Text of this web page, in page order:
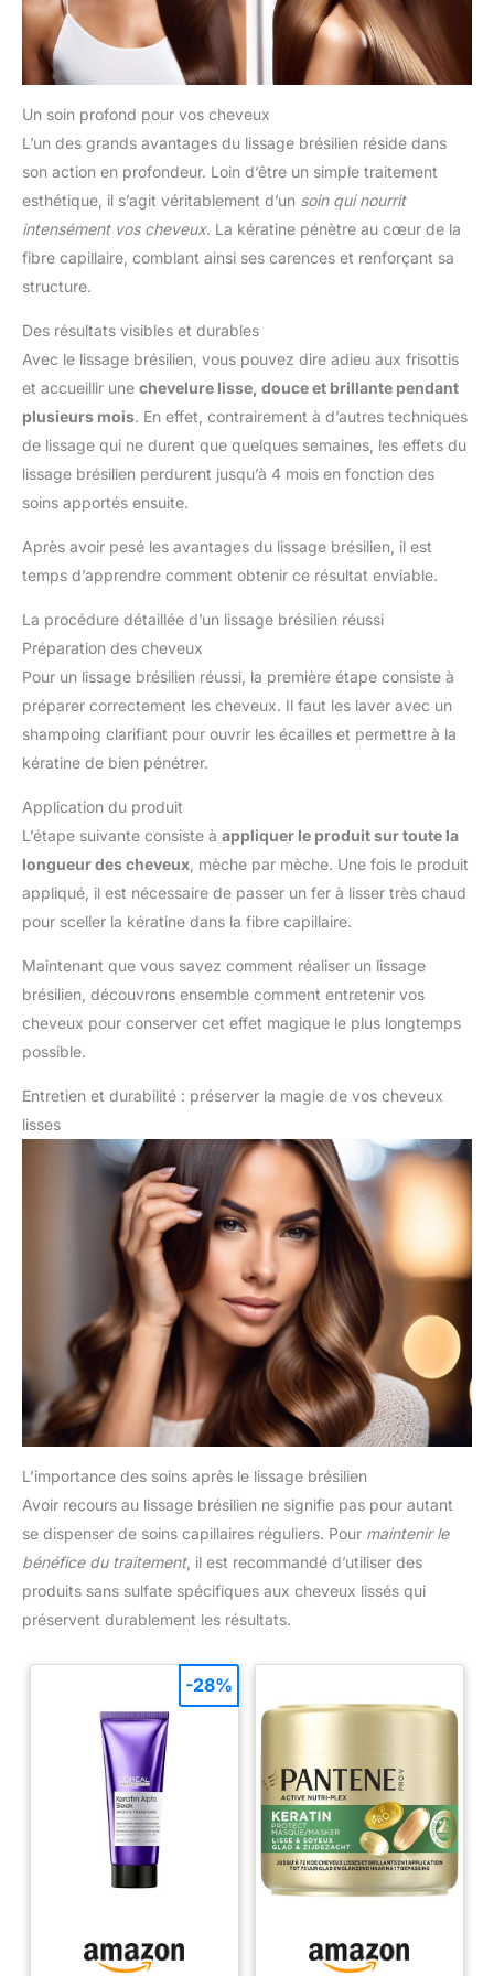
Un soin profond pour vos cheveux
L’un des grands avantages du lissage brésilien réside dans
son action en profondeur. Loin d’être un simple traitement
esthétique, il s’agit véritablement d’un soin qui nourrit
intensément vos cheveux. La kératine pénètre au cœur de la
fibre capillaire, comblant ainsi ses carences et renforçant sa
structure.
Des résultats visibles et durables
Avec le lissage brésilien, vous pouvez dire adieu aux frisottis
et accueillir une chevelure lisse, douce et brillante pendant
plusieurs mois. En effet, contrairement à d’autres techniques
de lissage qui ne durent que quelques semaines, les effets du
lissage brésilien perdurent jusqu’à 4 mois en fonction des
soins apportés ensuite.
Après avoir pesé les avantages du lissage brésilien, il est
temps d’apprendre comment obtenir ce résultat enviable.
La procédure détaillée d’un lissage brésilien réussi
Préparation des cheveux
Pour un lissage brésilien réussi, la première étape consiste à
préparer correctement les cheveux. Il faut les laver avec un
shampoing clarifiant pour ouvrir les écailles et permettre à la
kératine de bien pénétrer.
Application du produit
L’étape suivante consiste à appliquer le produit sur toute la
longueur des cheveux , mèche par mèche. Une fois le produit
appliqué, il est nécessaire de passer un fer à lisser très chaud
pour sceller la kératine dans la fibre capillaire.
Maintenant que vous savez comment réaliser un lissage
brésilien, découvrons ensemble comment entretenir vos
cheveux pour conserver cet effet magique le plus longtemps
possible.
Entretien et durabilité : préserver la magie de vos cheveux
lisses
L’importance des soins après le lissage brésilien
Avoir recours au lissage brésilien ne signifie pas pour autant
se dispenser de soins capillaires réguliers. Pour maintenir le
bénéfice du traitement, il est recommandé d’utiliser des
produits sans sulfate spécifiques aux cheveux lissés qui
préservent durablement les résultats.
-28%